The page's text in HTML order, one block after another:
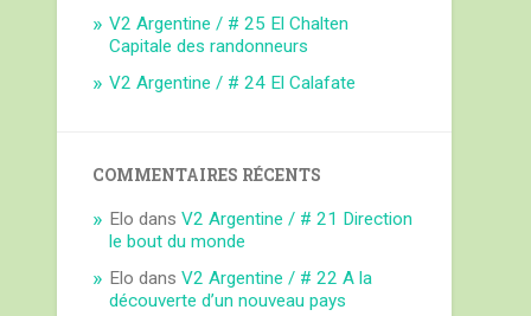
V2 Argentine / # 25 El Chalten
Capitale des randonneurs
V2 Argentine / # 24 El Calafate
COMMENTAIRES RÉCENTS
Elo dansV2 Argentine / # 21 Direction
le bout du monde
Elo dansV2 Argentine / # 22 A la
découverte d’un nouveau pays